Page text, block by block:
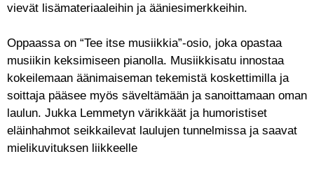
vievät lisämateriaaleihin ja ääniesimerkkeihin.
Oppaassa on “Tee itse musiikkia”-osio, joka opastaa
musiikin keksimiseen pianolla. Musiikkisatu innostaa
kokeilemaan äänimaiseman tekemistä koskettimilla ja
soittaja pääsee myös säveltämään ja sanoittamaan oman
laulun. Jukka Lemmetyn värikkäät ja humoristiset
eläinhahmot seikkailevat laulujen tunnelmissa ja saavat
mielikuvituksen liikkeelle